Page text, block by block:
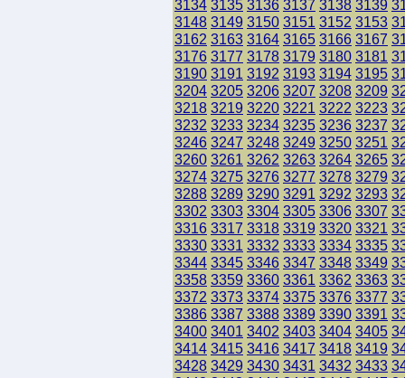
3134 3135 3136 3137 3138 3139
3148 3149 3150 3151 3152 3153
3162 3163 3164 3165 3166 3167
3176 3177 3178 3179 3180 3181
3190 3191 3192 3193 3194 3195
3204 3205 3206 3207 3208 3209
3218 3219 3220 3221 3222 3223
3232 3233 3234 3235 3236 3237
3246 3247 3248 3249 3250 3251
3260 3261 3262 3263 3264 3265
3274 3275 3276 3277 3278 3279
3288 3289 3290 3291 3292 3293
3302 3303 3304 3305 3306 3307
3316 3317 3318 3319 3320 3321
3330 3331 3332 3333 3334 3335
3344 3345 3346 3347 3348 3349
3358 3359 3360 3361 3362 3363
3372 3373 3374 3375 3376 3377
3386 3387 3388 3389 3390 3391
3400 3401 3402 3403 3404 3405
3414 3415 3416 3417 3418 3419
3428 3429 3430 3431 3432 3433